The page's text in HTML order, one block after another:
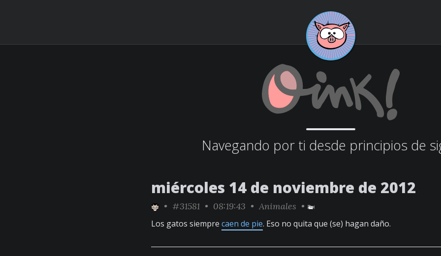
Navegando por ti desde principios de
miércoles 14 de noviembre de 2012
• #31581 • 08:19:43 • Animales •
Los gatos siempre caen de pie. Eso no quita que (se) hagan daño.